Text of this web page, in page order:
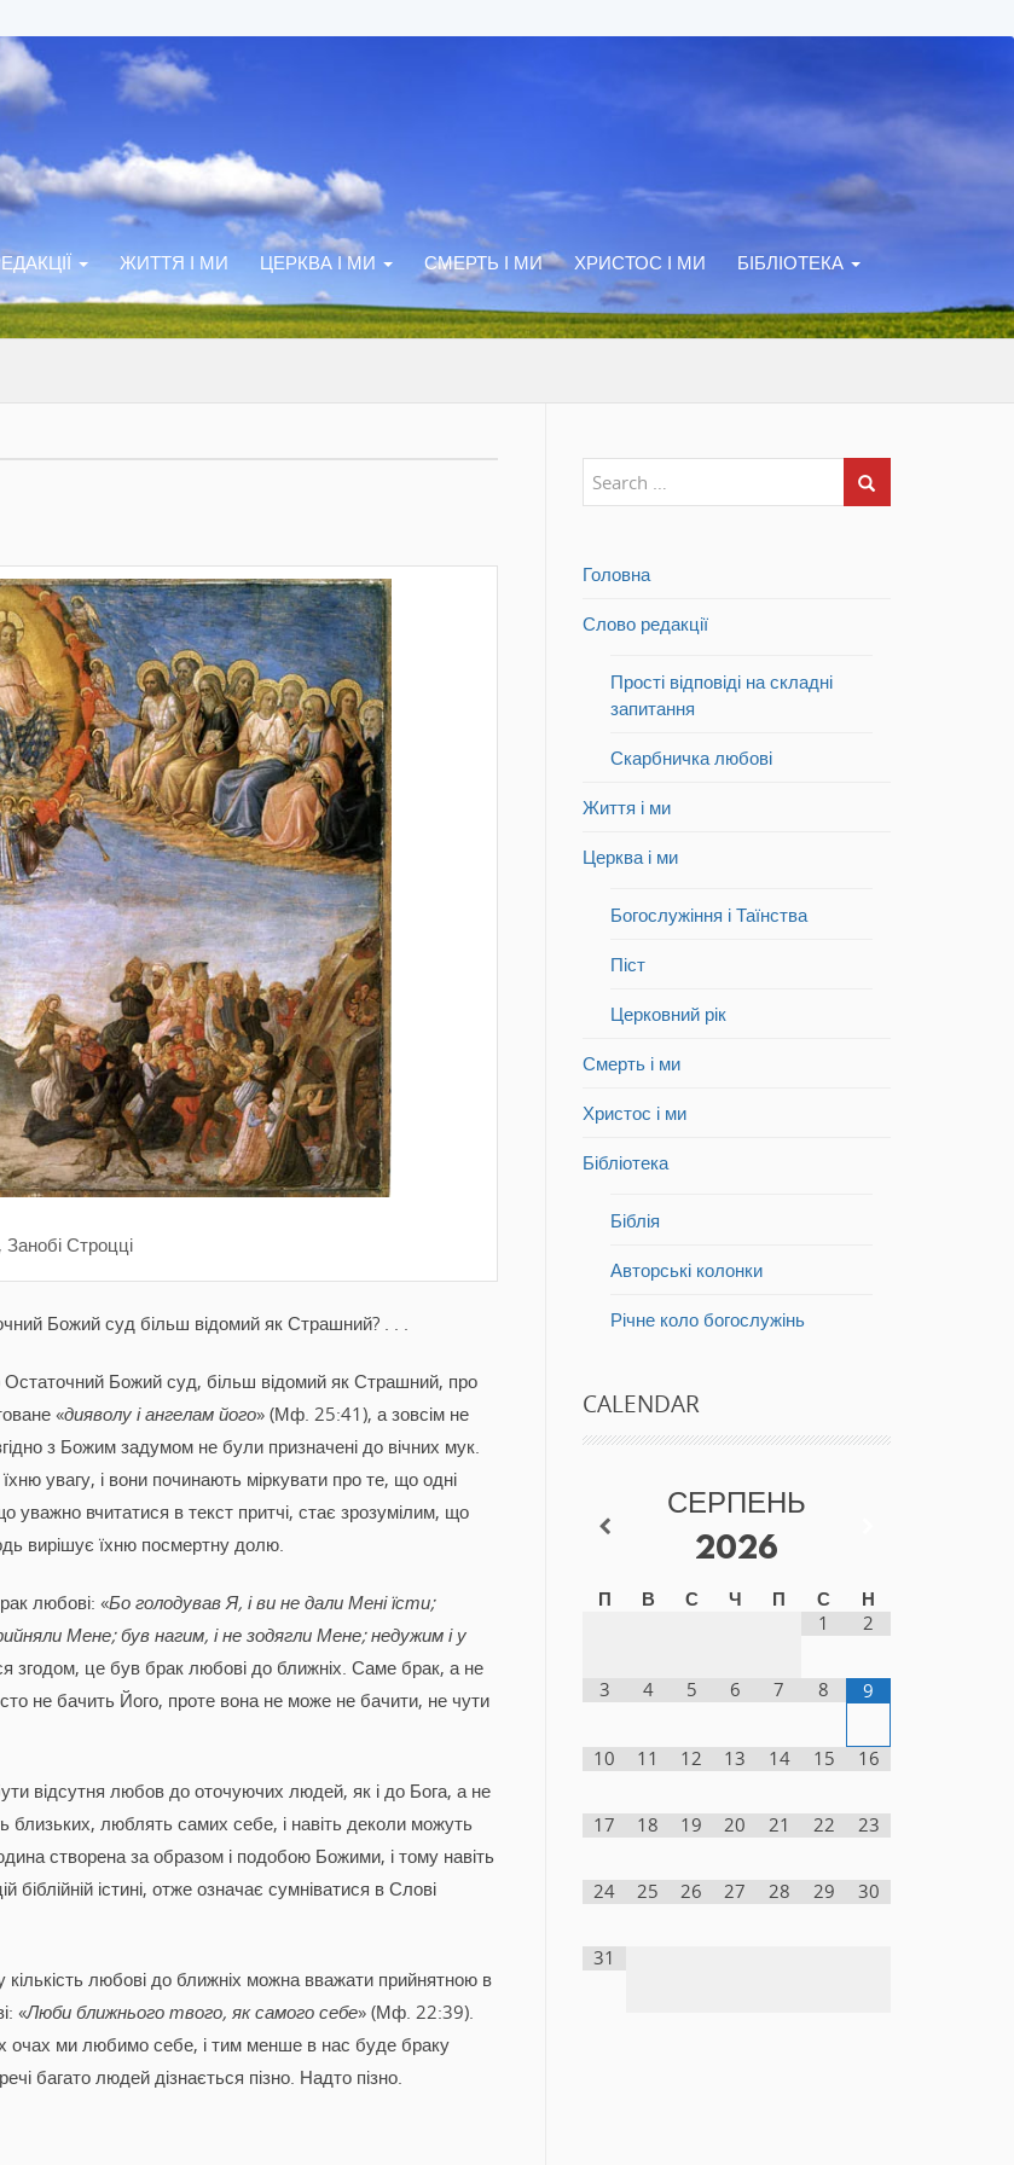
ЖИТТЯ І МИ ЦЕРКВА І МИ СМЕРТЬ І МИ ХРИСТОС І МИ БІБЛІОТЕКА
Строцці
Божий суд більш відомий як Страшний? . . .
Остаточний Божий суд, більш відомий як Страшний, про
«дияволу і ангелам його» (Мф. 25:41), а зовсім не
з Божим задумом не були призначені до вічних мук.
увагу, і вони починають міркувати про те, що одні
уважно вчитатися в текст притчі, стає зрозумілим, що
вирішує їхню посмертну долю.
любові: «Бо голодував Я, і ви не дали Мені їсти;
Мене; був нагим, і не зодягли Мене; недужим і у
згодом, це був брак любові до ближніх. Саме брак, а не
не бачить Його, проте вона не може не бачити, не чути
відсутня любов до оточуючих людей, як і до Бога, а не
близьких, люблять самих себе, і навіть деколи можуть
створена за образом і подобою Божими, і тому навіть
істині, отже означає сумніватися в Слові
любові до ближніх можна вважати прийнятною в
«Люби ближнього твого, як самого себе» (Мф. 22:39).
ми любимо себе, і тим менше в нас буде браку
багато людей дізнається пізно. Надто пізно.
Головна
Слово редакції
Прості відповіді на складні
запитання
Скарбничка любові
Життя і ми
Церква і ми
Богослужіння і Таїнства
Піст
Церковний рік
Смерть і ми
Христос і ми
Бібліотека
Біблія
Авторські колонки
Річне коло богослужінь
CALENDAR
СЕРПЕНЬ
2026
П В С Ч П С
Н
1
2
3 4 5 6 7 8 9
10 11 12 13 14 15 16
17 18 19 20 21 22 23
24 25 26 27 28 29 30
31